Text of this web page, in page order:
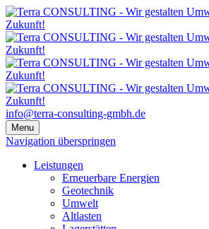
info@terra-consulting-gmbh.de
Menu
Navigation überspringen
Leistungen
Erneuerbare Energien
Geotechnik
Umwelt
Altlasten